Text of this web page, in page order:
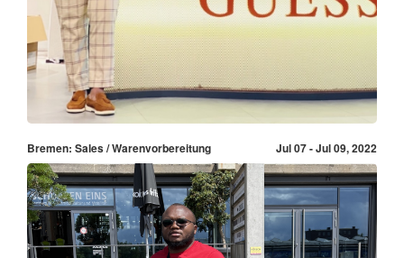
Bremen: Sales / Warenvorbereitung Jul 07 - Jul 09, 2022